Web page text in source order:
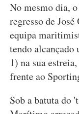
No mesmo dia,
regresso de
equipa
tendo
1) na sua
frente ao
Sob a batuta do